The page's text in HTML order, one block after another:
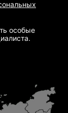
особые